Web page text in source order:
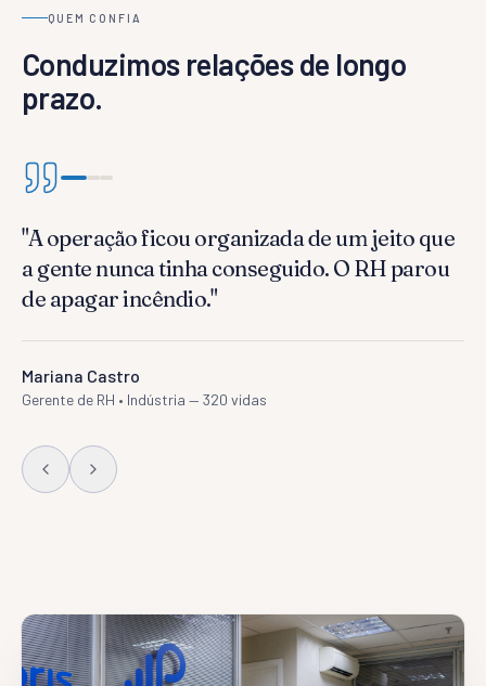
QUEM CONFIA
Conduzimos relações de longo
prazo.
"A operação ficou organizada de um jeito que
a gente nunca tinha conseguido. O RH parou
de apagar incêndio."
Mariana Castro
Gerente de RH • Indústria — 320 vidas